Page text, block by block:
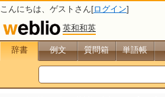
こんにちは、 ゲスト さん[ログイン]
英和和英
辞書 例文 質問箱 単語帳